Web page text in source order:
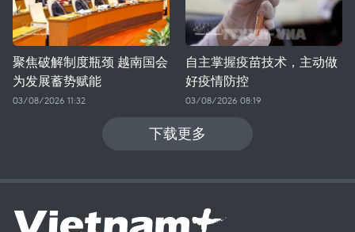
聚焦破解制度瓶颈 越南国会
为发展蓄势赋能
03/08/2026 11:32
自主掌握疫苗技术，主动做
好疫情防控
03/08/2026 08:19
下载更多